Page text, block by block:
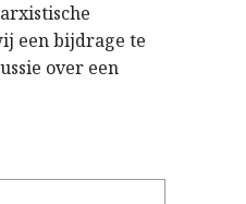
een bijdrage te
over een